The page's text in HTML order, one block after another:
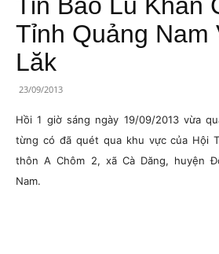
Tỉnh Quảng Nam
Lăk
23/09/2013
Hồi 1 giờ sáng ngày 19/09/2013 vừa
từng có đã quét qua khu vực của Hội
thôn A Chôm 2, xã Cà Dăng, huyện
Nam.